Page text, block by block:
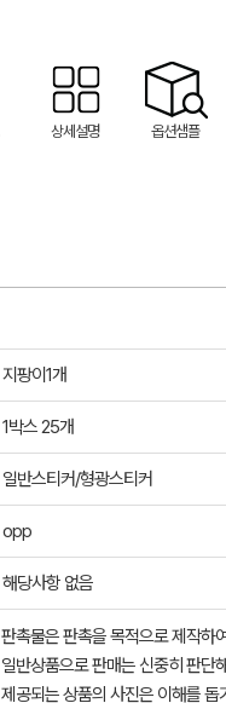
상세설명 옵션샘플
지팡이1개
1박스 25개
일반스티커/형광스티커
opp
해당사항 없음
판촉물은 판촉을 목적으로 제작하
일반상품으로 판매는 신중히 판단
제공되는 상품의 사진은 이해를